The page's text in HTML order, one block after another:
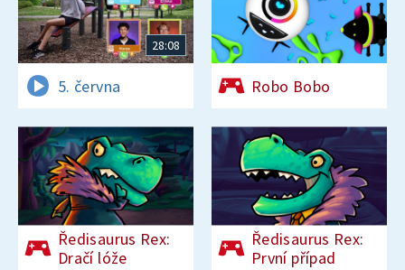
28:08
5. června Robo Bobo
Ředisaurus Rex:
Dračí lóže
Ředisaurus Rex:
První případ